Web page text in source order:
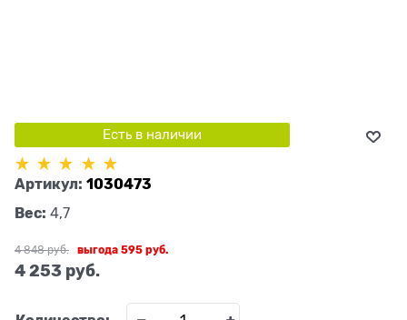
Есть в наличии
Артикул: 1030473
Вес: 4,7
4 848 руб.
4 253 руб.
выгода595 руб.